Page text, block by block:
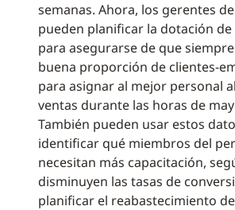
semanas. Ahora, los gerentes
pueden planificar la dotación
para asegurarse de que
buena proporción de clientes-
para asignar al mejor personal
ventas durante las horas de
También pueden usar estos
identificar qué miembros del
necesitan más capacitación,
disminuyen las tasas de
planificar el reabastecimiento